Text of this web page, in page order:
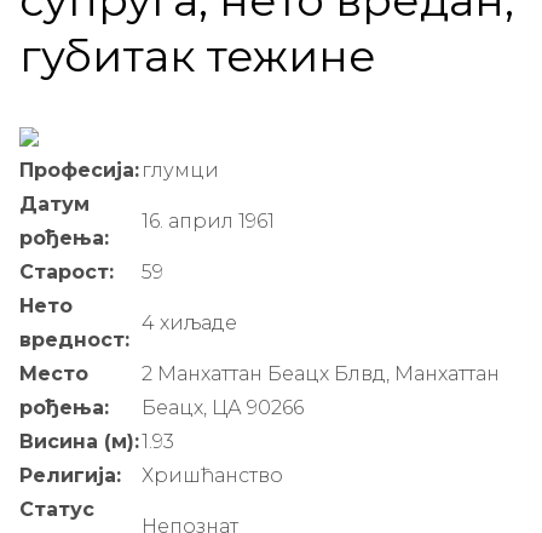
губитак тежине
Професија: глумци
Датум
рођења:
16. април 1961
Старост:
59
Нето
вредност:
4 хиљаде
Место
рођења:
2 Манхаттан Беацх Блвд, Манхаттан
Беацх, ЦА 90266
Висина (м):1.93
Религија:
Хришћанство
Статус
Непознат